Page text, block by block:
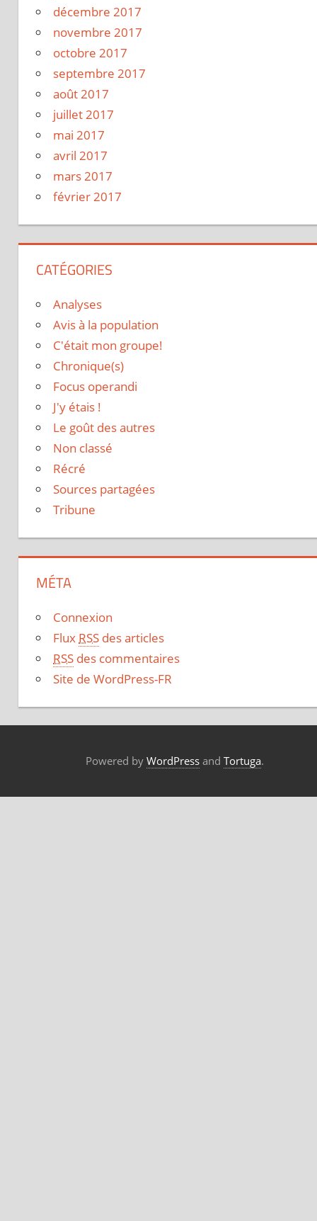
décembre 2017
novembre 2017
octobre 2017
septembre 2017
août 2017
juillet 2017
mai 2017
avril 2017
mars 2017
février 2017
CATÉGORIES
Analyses
Avis à la population
C'était mon groupe!
Chronique(s)
Focus operandi
J'y étais !
Le goût des autres
Non classé
Récré
Sources partagées
Tribune
MÉTA
Connexion
Flux RSS des articles
RSS des commentaires
Site de WordPress-FR
Powered by WordPressand Tortuga.